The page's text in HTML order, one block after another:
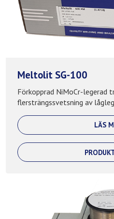
Meltolit SG-100
Förkopprad NiMoCr-legerad
flersträngssvetsning av
LÄS